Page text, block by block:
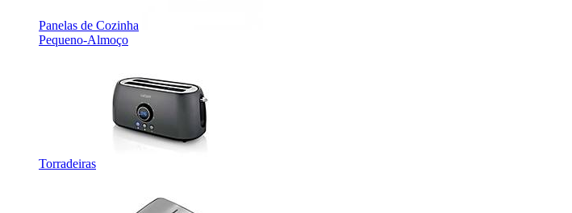
Panelas de Cozinha
Pequeno-Almoço
Torradeiras